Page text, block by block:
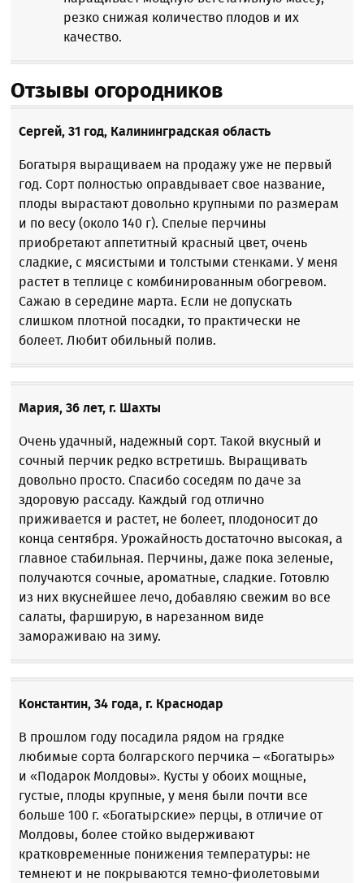
резко снижая количество плодов и их
качество.
Отзывы огородников
Сергей, 31 год, Калининградская область
Богатыря выращиваем на продажу уже не первый
год. Сорт полностью оправдывает свое название,
плоды вырастают довольно крупными по размерам
и по весу (около 140 г). Спелые перчины
приобретают аппетитный красный цвет, очень
сладкие, с мясистыми и толстыми стенками. У меня
растет в теплице с комбинированным обогревом.
Сажаю в середине марта. Если не допускать
слишком плотной посадки, то практически не
болеет. Любит обильный полив.
Мария, 36 лет, г. Шахты
Очень удачный, надежный сорт. Такой вкусный и
сочный перчик редко встретишь. Выращивать
довольно просто. Спасибо соседям по даче за
здоровую рассаду. Каждый год отлично
приживается и растет, не болеет, плодоносит до
конца сентября. Урожайность достаточно высокая, а
главное стабильная. Перчины, даже пока зеленые,
получаются сочные, ароматные, сладкие. Готовлю
из них вкуснейшее лечо, добавляю свежим во все
салаты, фарширую, в нарезанном виде
замораживаю на зиму.
Константин, 34 года, г. Краснодар
В прошлом году посадила рядом на грядке
любимые сорта болгарского перчика – «Богатырь»
и «Подарок Молдовы». Кусты у обоих мощные,
густые, плоды крупные, у меня были почти все
больше 100 г. «Богатырские» перцы, в отличие от
Молдовы, более стойко выдерживают
кратковременные понижения температуры: не
темнеют и не покрываются темно-фиолетовыми